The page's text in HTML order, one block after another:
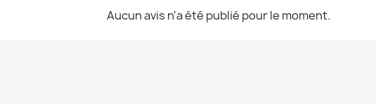
Aucun avis n'a été publié pour le moment.